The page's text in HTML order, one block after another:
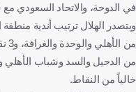
في الدوحة، والاتحاد السعودي
من الدحيل والسد وشباب الأهلي
خالياً من النقاط.